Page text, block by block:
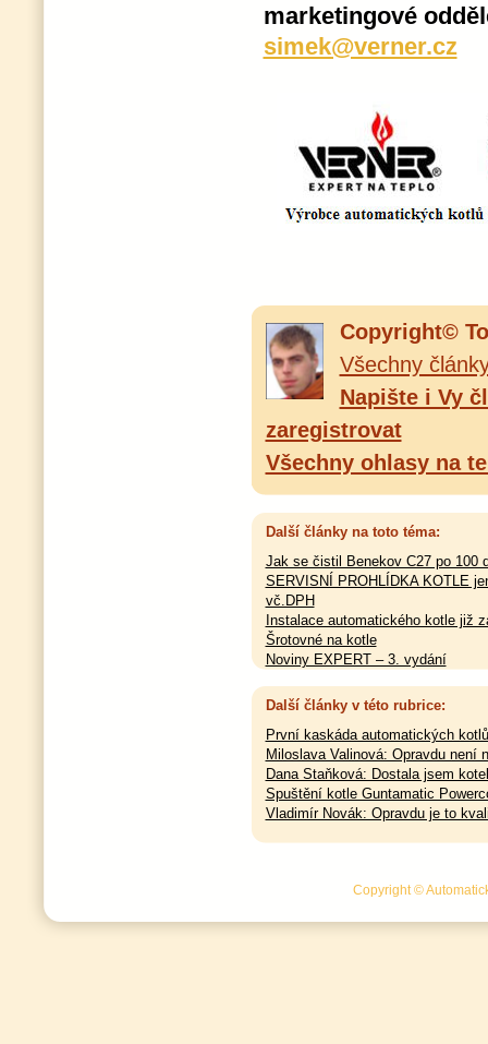
marketingové
simek@verner.cz
Copyright©
Všechny
Napište i Vy
zaregistrovat
Všechny ohlasy na
Další články na toto téma:
Jak se čistil Benekov C27 po 100
SERVISNÍ PROHLÍDKA KOTLE
vč.DPH
Instalace automatického kotle již
Šrotovné na kotle
Noviny EXPERT – 3. vydání
Další články v této rubrice:
První kaskáda automatických
Miloslava Valinová: Opravdu není
Dana Staňková: Dostala jsem
Spuštění kotle Guntamatic
Vladimír Novák: Opravdu je to
Copyright ©